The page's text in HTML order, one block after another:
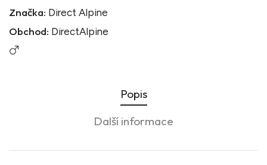
Značka: Direct Alpine
Obchod: DirectAlpine
Popis
Další informace